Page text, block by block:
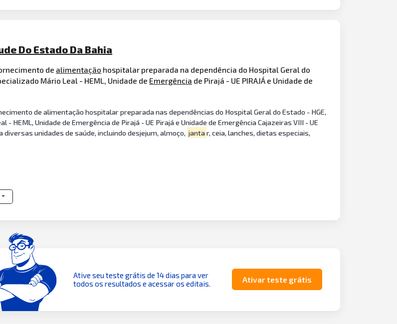
Do Estado Da Bahia
de alimentação hospitalar preparada na dependência do Hospital Geral do
Mário Leal - HEML, Unidade de Emergência de Pirajá - UE PIRAJÁ e Unidade de
de alimentação hospitalar preparada nas dependências do Hospital Geral do Estado - HGE,
HEML, Unidade de Emergência de Pirajá - UE Pirajá e Unidade de Emergência Cajazeiras VIII - UE
unidades de saúde, incluindo desjejum, almoço, jantar, ceia, lanches, dietas especiais,
Ative seu teste grátis de 14 dias para ver
todos os resultados e acessar os editais.
Ativar teste grátis